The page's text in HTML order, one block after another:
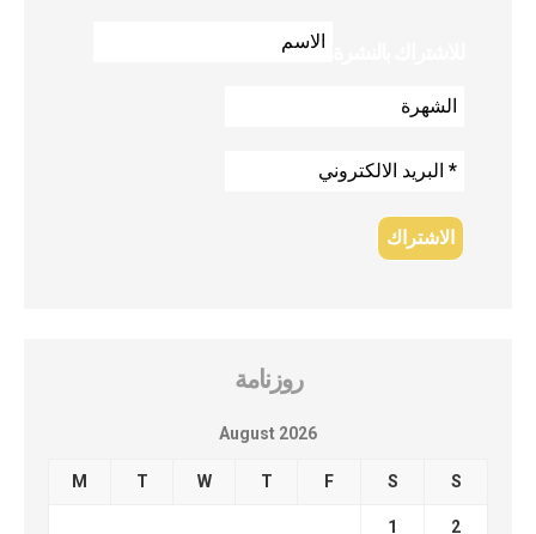
روزنامة
August 2026
M T W T F S S
1 2